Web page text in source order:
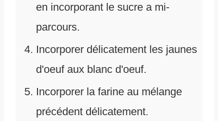
en incorporant le sucre a mi-
parcours.
Incorporer délicatement les jaunes
d'oeuf aux blanc d'oeuf.
Incorporer la farine au mélange
précédent délicatement.